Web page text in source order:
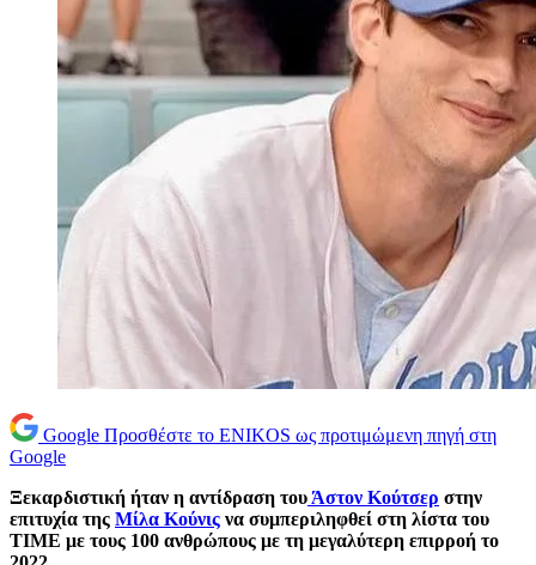
Google Προσθέστε το ENIKOS ως προτιμώμενη πηγή στη
Google
Ξεκαρδιστική ήταν η αντίδραση τουΆστον Κούτσερ στην
επιτυχία της Μίλα Κούνις να συμπεριληφθεί στη λίστα του
TIME με τους 100 ανθρώπους με τη μεγαλύτερη επιρροή τo